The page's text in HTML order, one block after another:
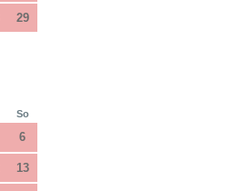
29
So
6
13